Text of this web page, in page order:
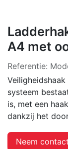
A4 met
Referentie:
systeem
is, met een
dankzij het
Neem